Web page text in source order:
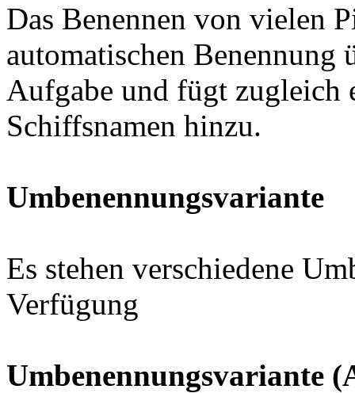
Das Benennen von vielen
automatischen Benennung
Aufgabe und fügt zugleich
Schiffsnamen hinzu.
Umbenennungsvariante
Es stehen verschiedene
Verfügung
Umbenennungsvariante